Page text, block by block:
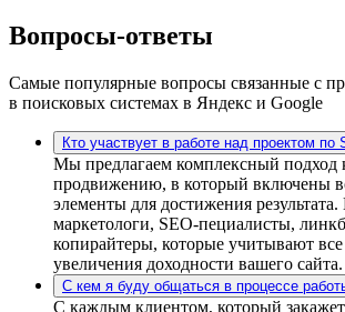
Вопросы-ответы
Самые популярные вопросы связанные с
в поисковых системах в Яндекс и Google
Кто участвует в работе над проектом
Мы предлагаем комплексный подход
продвижению, в который включены
элементы для достижения
маркетологи, SEO-пециалисты,
копирайтеры, которые учитывают
увеличения доходности вашего сайта.
С кем я буду общаться в процессе
С каждым клиентом, который